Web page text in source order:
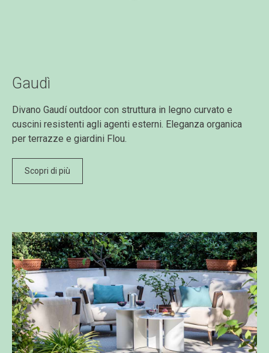
Gaudì
Divano Gaudí outdoor con struttura in legno curvato e
cuscini resistenti agli agenti esterni. Eleganza organica
per terrazze e giardini Flou.